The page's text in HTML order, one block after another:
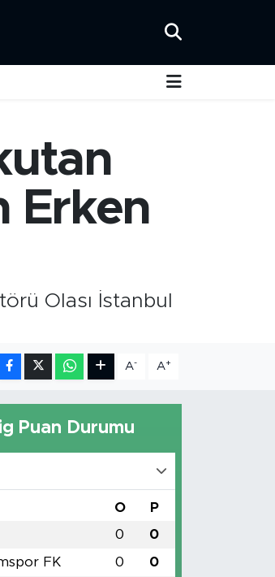
Erken
Olası İstanbul
A- A+
Puan Durumu
O P
0 0
FK 0 0